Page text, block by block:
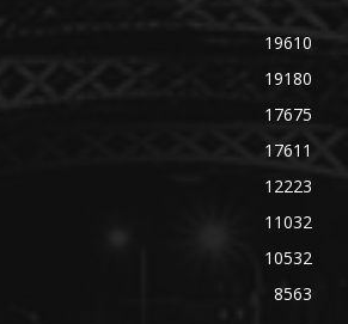
19610
19180
17675
17611
12223
11032
10532
8563